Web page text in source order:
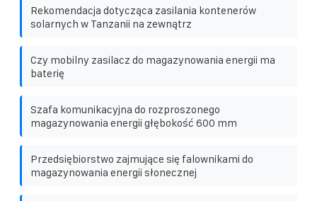
Rekomendacja dotycząca zasilania kontenerów
solarnych w Tanzanii na zewnątrz
Czy mobilny zasilacz do magazynowania energii ma
baterię
Szafa komunikacyjna do rozproszonego
magazynowania energii głębokość 600 mm
Przedsiębiorstwo zajmujące się falownikami do
magazynowania energii słonecznej